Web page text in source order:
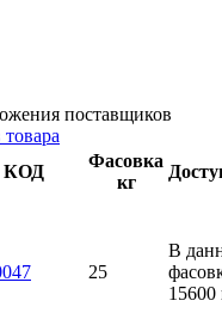
поставщиков
КОД
Фасовка
кг
25
В
15600